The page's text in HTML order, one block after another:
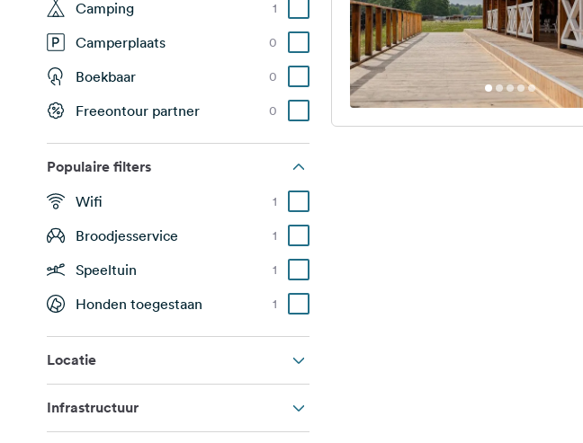
Camping 1
Camperplaats 0
Boekbaar 0
Freeontour partner 0
Populaire filters
Wifi 1
Broodjesservice 1
Speeltuin 1
Honden toegestaan 1
Locatie
Infrastructuur